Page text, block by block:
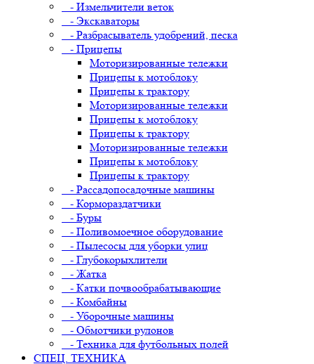
- Измельчители веток
- Экскаваторы
- Разбрасыватель удобрений, песка
- Прицепы
Моторизированные тележки
Прицепы к мотоблоку
Прицепы к трактору
Моторизированные тележки
Прицепы к мотоблоку
Прицепы к трактору
Моторизированные тележки
Прицепы к мотоблоку
Прицепы к трактору
- Рассадопосадочные машины
- Кормораздатчики
- Буры
- Поливомоечное оборудование
- Пылесосы для уборки улиц
- Глубокорыхлители
- Жатка
- Катки почвообрабатывающие
- Комбайны
- Уборочные машины
- Обмотчики рулонов
- Техника для футбольных полей
СПЕЦ. ТЕХНИКА